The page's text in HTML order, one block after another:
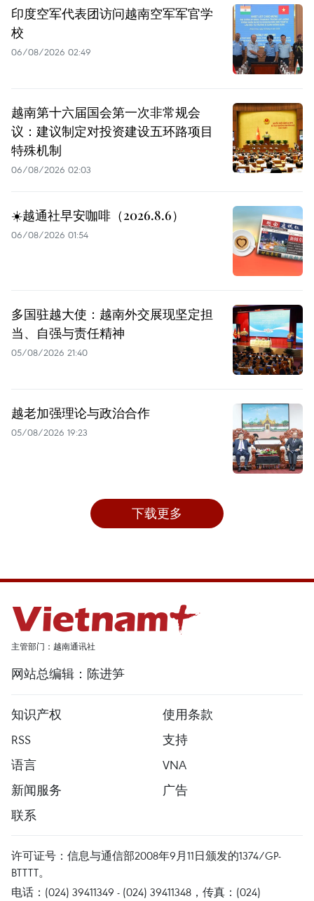
印度空军代表团访问越南空军军官学
校
06/08/2026 02:49
越南第十六届国会第一次非常规会
议：建议制定对投资建设五环路项目
特殊机制
06/08/2026 02:03
☀️越通社早安咖啡（2026.8.6）
06/08/2026 01:54
多国驻越大使：越南外交展现坚定担
当、自强与责任精神
05/08/2026 21:40
越老加强理论与政治合作
05/08/2026 19:23
下载更多
主管部门：越南通讯社
网站总编辑：陈进笋
知识产权
使用条款
RSS
支持
语言
VNA
新闻服务
广告
联系
许可证号：信息与通信部2008年9月11日颁发的1374/GP-
BTTTT。
电话：(024) 39411349 - (024) 39411348，传真：(024)